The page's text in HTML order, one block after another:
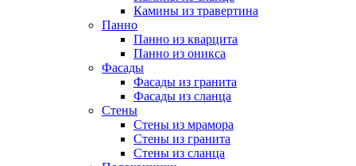
Камины из травертина
Панно
Панно из кварцита
Панно из оникса
Фасады
Фасады из гранита
Фасады из сланца
Стены
Стены из мрамора
Стены из гранита
Стены из сланца